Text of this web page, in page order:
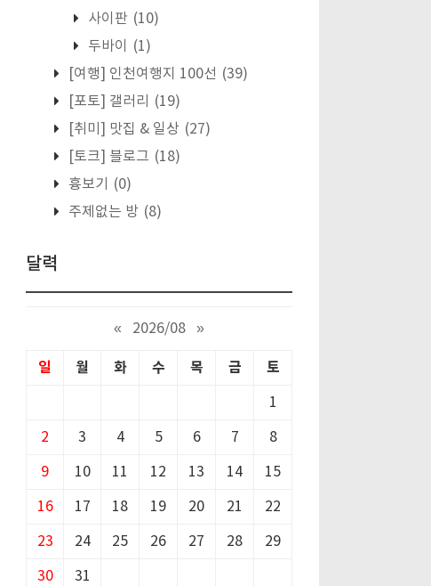
사이판 (10)
두바이
(1)
[여행] 인천여행지 100선 (39)
[포토] 갤러리
(19)
[취미] 맛집 & 일상 (27)
[토크] 블로그 (18)
흉보기
(0)
주제없는 방 (8)
달력
« 2026/08 »
일 월 화 수 목 금 토
1
2 3 4 5 6 7 8
9 10 11 12 13 14 15
16 17 18 19 20 21 22
23 24 25 26 27 28 29
30 31